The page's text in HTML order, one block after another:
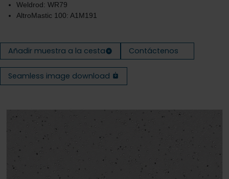
Weldrod: WR79
AltroMastic 100: A1M191
Añadir muestra a la cesta Contáctenos
Seamless image download